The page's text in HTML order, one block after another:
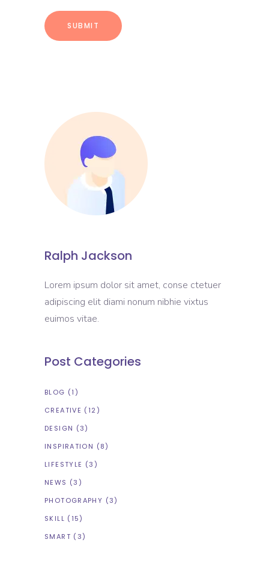
Ralph Jackson
Lorem ipsum dolor sit amet, conse ctetuer
adipiscing elit diami nonum nibhie vixtus
euimos vitae.
Post Categories
BLOG (1)
CREATIVE (12)
DESIGN (3)
INSPIRATION (8)
LIFESTYLE (3)
NEWS (3)
PHOTOGRAPHY (3)
SKILL (15)
SMART (3)